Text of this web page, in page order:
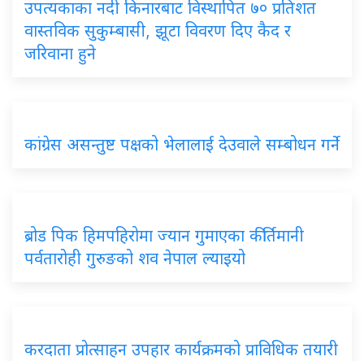
उपत्यकाका नदी किनारबाट विस्थापित ७० प्रतिशत
वास्तविक सुकुम्बासी, झूटा विवरण दिए कैद र
जरिवाना हुने
कांग्रेस असन्तुष्ट पक्षको भेलालाई देउवाले सम्बोधन गर्ने
ब्रोड पिक हिमपहिरोमा ज्यान गुमाएका कीर्तिमानी
पर्वतारोही गुरुङको शव नेपाल ल्याइयो
करदाता प्रोत्साहन उपहार कार्यक्रमको प्राविधिक तयारी